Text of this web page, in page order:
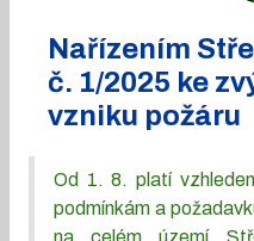
Nařízením
č. 1/2025 ke
vzniku požáru
Od 1. 8. platí
podmínkám a
na celém území